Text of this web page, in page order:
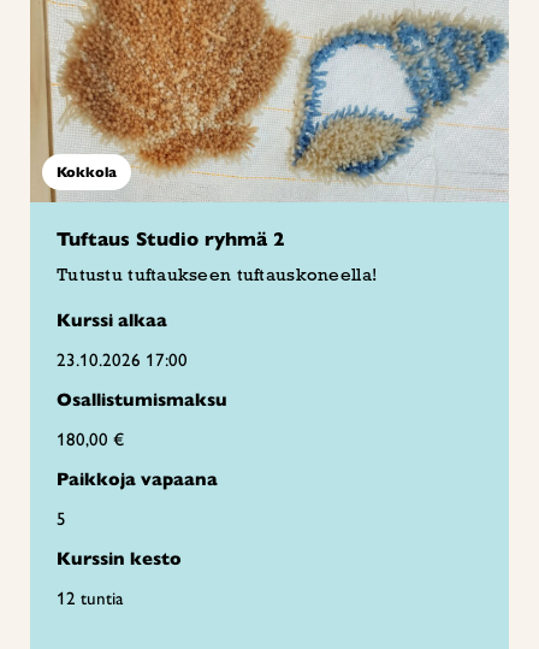
Kokkola
Tuftaus Studio ryhmä 2
Tutustu tuftaukseen tuftauskoneella!
Kurssi alkaa
23.10.2026 17:00
Osallistumismaksu
180,00 €
Paikkoja vapaana
5
Kurssin kesto
12 tuntia